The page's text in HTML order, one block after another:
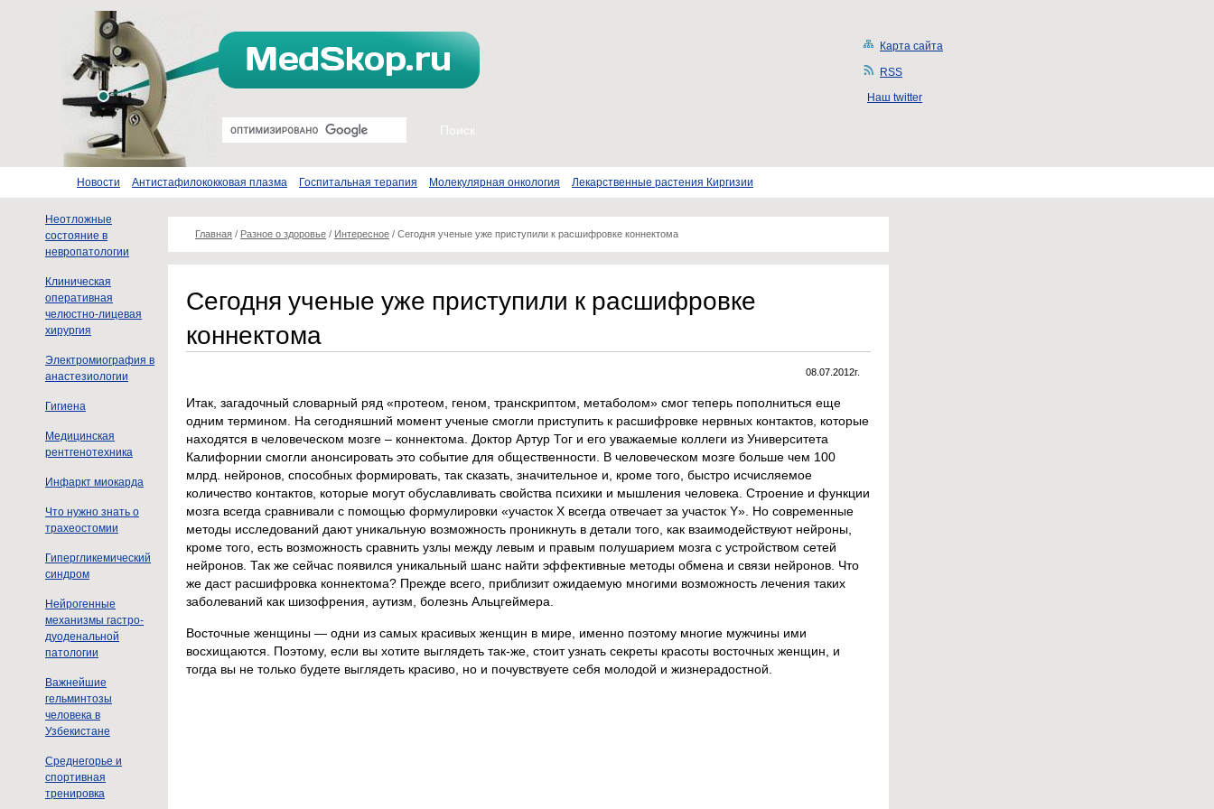
Карта сайта
RSS
Наш twitter
Новости Антистафилококковая плазма Госпитальная терапия Молекулярная онкология Лекарственные растения Киргизии
Неотложные
состояние в
невропатологии
Клиническая
оперативная
челюстно-лицевая
хирургия
Электромиография в
анастезиологии
Гигиена
Медицинская
рентгенотехника
Инфаркт миокарда
Что нужно знать о
трахеостомии
Гипергликемический
синдром
Нейрогенные
механизмы гастро-
дуоденальной
патологии
Важнейшие
гельминтозы
человека в
Узбекистане
Среднегорье и
спортивная
тренировка
Главная / Разное о здоровье / Интересное / Сегодня ученые уже приступили к расшифровке коннектома
Сегодня ученые уже приступили к расшифровке
коннектома
08.07.2012г.
Итак, загадочный словарный ряд «протеом, геном, транскриптом, метаболом» смог теперь пополниться еще
одним термином. На сегодняшний момент ученые смогли приступить к расшифровке нервных контактов, которые
находятся в человеческом мозге – коннектома. Доктор Артур Тог и его уважаемые коллеги из Университета
Калифорнии смогли анонсировать это событие для общественности. В человеческом мозге больше чем 100
млрд. нейронов, способных формировать, так сказать, значительное и, кроме того, быстро исчисляемое
количество контактов, которые могут обуславливать свойства психики и мышления человека. Строение и функции
мозга всегда сравнивали с помощью формулировки «участок Х всегда отвечает за участок Y». Но современные
методы исследований дают уникальную возможность проникнуть в детали того, как взаимодействуют нейроны,
кроме того, есть возможность сравнить узлы между левым и правым полушарием мозга с устройством сетей
нейронов. Так же сейчас появился уникальный шанс найти эффективные методы обмена и связи нейронов. Что
же даст расшифровка коннектома? Прежде всего, приблизит ожидаемую многими возможность лечения таких
заболеваний как шизофрения, аутизм, болезнь Альцгеймера.
Восточные женщины — одни из самых красивых женщин в мире, именно поэтому многие мужчины ими
восхищаются. Поэтому, если вы хотите выглядеть так-же, стоит узнать секреты красоты восточных женщин, и
тогда вы не только будете выглядеть красиво, но и почувствуете себя молодой и жизнерадостной.